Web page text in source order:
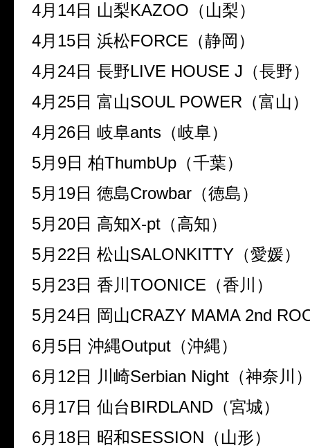
4月 14日 山梨KAZOO （山梨）
4月 15日 浜松FORCE （静岡）
4月 24日 長野LIVE HOUSE J （長野）
4月 25日 富山SOUL POWER （富山）
4月 26日 岐阜ants （岐阜）
5月 9日 柏ThumbUp （千葉）
5月 19日 徳島Crowbar （徳島）
5月 20日 高知X-pt （高知）
5月 22日 松山SALONKITTY （愛媛）
5月 23日 香川 TOONICE （香川）
5月 24日 岡山CRAZY MAMA 2nd
6月 5日 沖縄Output （沖縄）
6月 12日 川崎Serbian Night （神奈川
6月 17日 仙台BIRDLAND （宮城）
6月 18日 昭和SESSION （山形）